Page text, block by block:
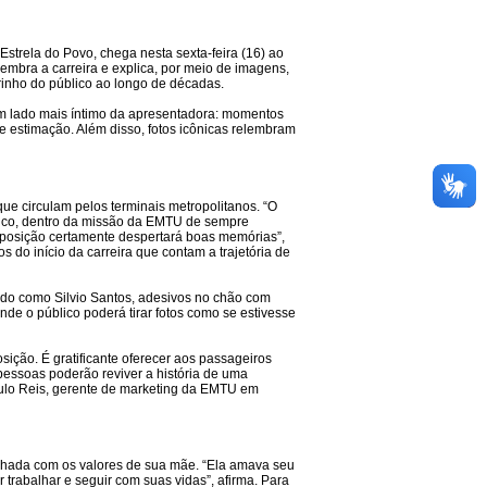
do Povo, chega nesta sexta-feira (16) ao
a carreira e explica, por meio de imagens,
do público ao longo de décadas.
lado mais íntimo da apresentadora: momentos
Além disso, fotos icônicas relembram
circulam pelos terminais metropolitanos. “O
dentro da missão da EMTU de sempre
certamente despertará boas memórias”,
do início da carreira que contam a trajetória de
como Silvio Santos, adesivos no chão com
o público poderá tirar fotos como se estivesse
É gratificante oferecer aos passageiros
poderão reviver a história de uma
Reis, gerente de marketing da EMTU em
com os valores de sua mãe. “Ela amava seu
e seguir com suas vidas”, afirma. Para